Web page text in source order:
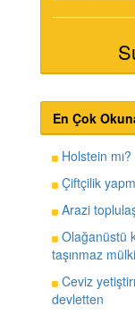
En Çok
Holstein
Çiftçilik
Arazi
Olağanüstü
taşınmaz
Ceviz
devletten